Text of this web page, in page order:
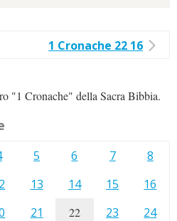
1 Cronache 22 16
"1 Cronache" della Sacra Bibbia.
5 6 7
8
13 14 15
16
21 22 23
24